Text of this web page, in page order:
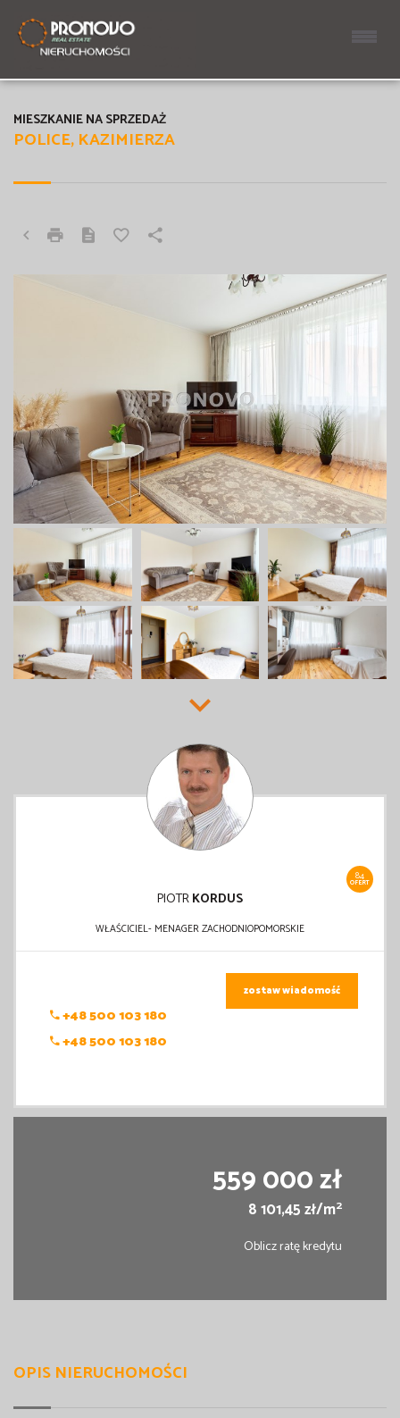
POLICE, KAZIMIERZA
MIESZKANIE NA SPRZEDAŻ
84
OFERT
PIOTRKORDUS
WŁAŚCICIEL- MENAGER ZACHODNIOPOMORSKIE
+48 500 103 180
+48 500 103 180
zostaw wiadomość
559 000 zł
8 101,45 zł/m2
Oblicz ratę kredytu
OPIS NIERUCHOMOŚCI